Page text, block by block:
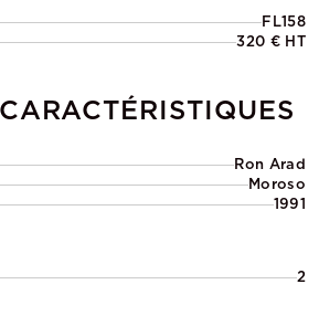
FL158
320 € HT
Ron Arad
Moroso
1991
2